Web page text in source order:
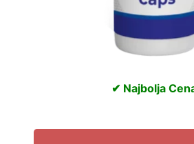
✔ Najbolja